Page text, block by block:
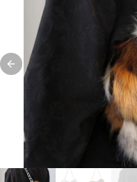
Previous slide